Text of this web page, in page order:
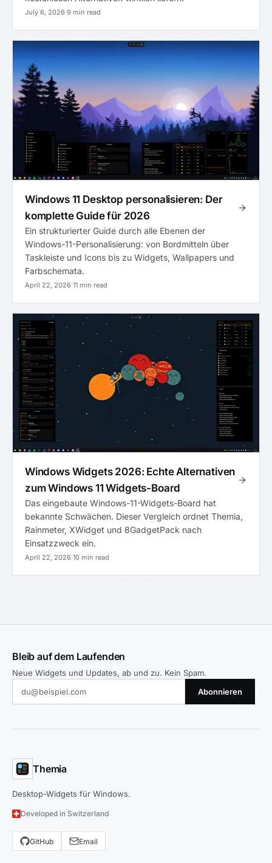
July 6, 2026·9 min read
Windows 11 Desktop personalisieren: Der
komplette Guide für 2026
Ein strukturierter Guide durch alle Ebenen der
Windows-11-Personalisierung: von Bordmitteln über
Taskleiste und Icons bis zu Widgets, Wallpapers und
Farbschemata.
April 22, 2026·11 min read
Windows Widgets 2026: Echte Alternativen
zum Windows 11 Widgets-Board
Das eingebaute Windows-11-Widgets-Board hat
bekannte Schwächen. Dieser Vergleich ordnet Themia,
Rainmeter, XWidget und 8GadgetPack nach
Einsatzzweck ein.
April 22, 2026·10 min read
Bleib auf dem Laufenden
Neue Widgets und Updates, ab und zu. Kein Spam.
Abonnieren
Themia
Desktop-Widgets für Windows.
Developed in Switzerland
GitHub Email